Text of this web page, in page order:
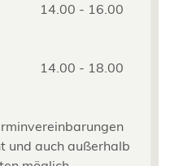
- 16.00
- 18.00
und auch außerhalb